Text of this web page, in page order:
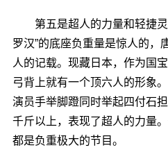
第五是超人的力量和轻捷灵
罗汉”的底座负重量是惊人的，
人的记载。现藏日本，作为国
弓背上就有一个顶六人的形象
演员手举脚蹬同时举起四付石
千斤以上，表现了超人的力量。
都是负重极大的节目。